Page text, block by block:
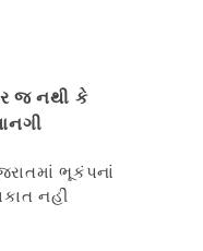
જ નથી કે